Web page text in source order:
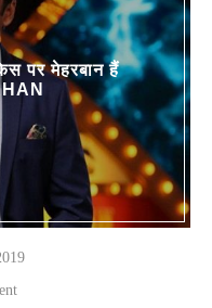
पर मेहरबान हैं